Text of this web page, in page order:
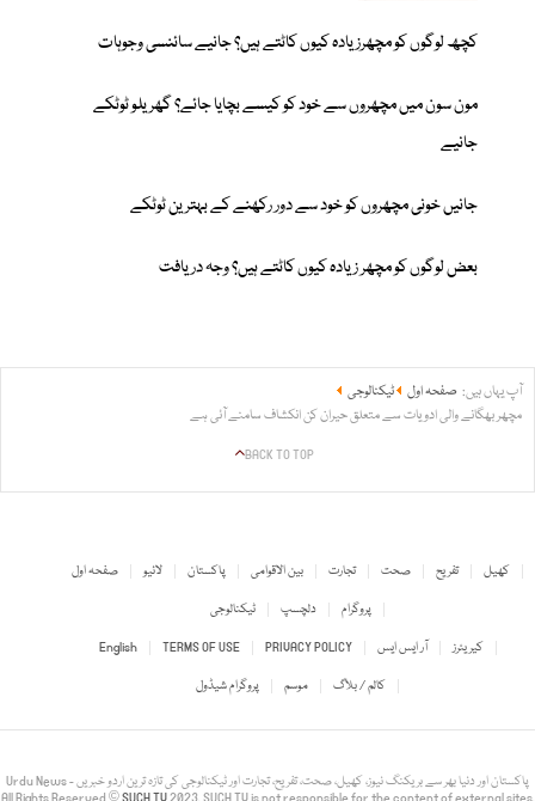
کچھ لوگوں کو مچھرزیادہ کیوں کاٹتے ہیں؟ جانیے سائنسی وجوہات
مون سون میں مچھروں سے خود کو کیسے بچایا جائے؟ گھریلو ٹوٹکے
جانیے
جانیں خونی مچھروں کو خود سے دور رکھنے کے بہترین ٹوٹکے
بعض لوگوں کو مچھر زیادہ کیوں کاٹتے ہیں؟ وجہ دریافت
آپ یہاں ہیں: صفحہ اول
ٹیکنالوجی
مچھر بھگانے والی ادویات سے متعلق حیران کن انکشاف سامنے آئی ہے
BACK TO TOP
صفحہ اول لائیو پاکستان بین الاقوامی تجارت صحت تفریح
کھیل
ٹیکنالوجی
دلچسپ
پروگرام
English
TERMS OF USE PRIVACY POLICY آر ایس ایس
کیریئرز
پروگرام شیڈول
موسم کالم / بلاگ
Urdu News - پاکستان اور دنیا بھر سے بریکنگ نیوز، کھیل، صحت، تفریح، تجارت اور ٹیکنالوجی کی تازہ ترین اردو خبریں